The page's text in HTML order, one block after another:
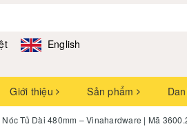
English
Giới thiệu Sản phẩm
Tủ Dài 480mm – Vinahardware | Mã